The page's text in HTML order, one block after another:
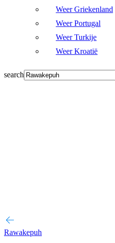
Weer Griekenland
Weer Portugal
Weer Turkije
Weer Kroatië
search
Rawakepuh